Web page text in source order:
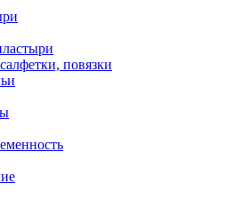
повязки